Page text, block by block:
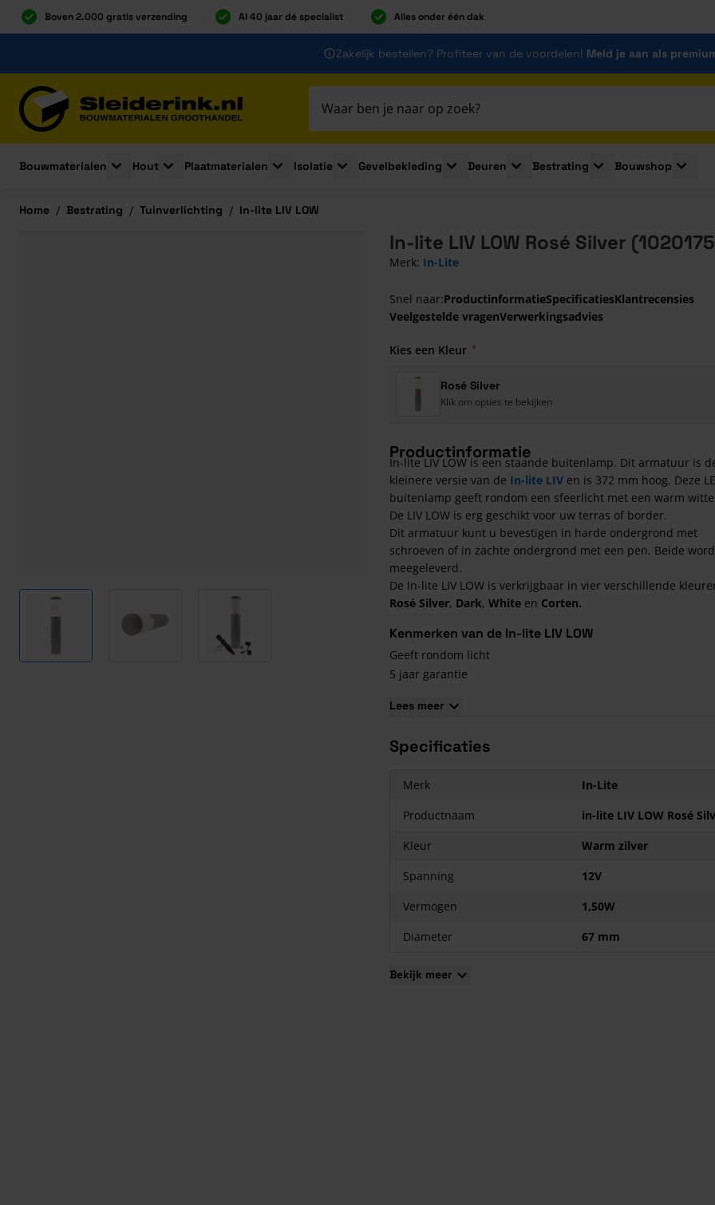
Boven 2.000 gratis verzending Al 40 jaar dé specialist Alles onder één dak
Zakelijk bestellen? Profiteer van de voordelen! Meld je aan als
Bouwmaterialen
Toggle submenu for Bouwmaterialen
Hout
Toggle submenu for Hout
Plaatmaterialen
Toggle submenu for Plaatmaterialen
Isolatie
Toggle submenu for Isolatie
Gevelbekleding
Toggle submenu for Gevelbekleding
Deuren
Toggle submenu for Deuren
Bestrating
Toggle submenu for
Bouwshop
Home / Bestrating / Tuinverlichting / In-lite LIV LOW
View larger image View larger imageView larger image
In-lite LIV LOW Rosé Silver
Merk: In-Lite
Snel naar:ProductinformatieSpecificatiesKlantrecensies
Veelgestelde vragenVerwerkingsadvies
Kies een Kleur
Rosé Silver
Klik om opties te bekijken
Productinformatie
In-lite LIV LOW is een staande buitenlamp. Dit armatuur is
kleinere versie van de In-lite LIV en is 372 mm hoog. Deze
buitenlamp geeft rondom een sfeerlicht met een warm
De LIV LOW is erg geschikt voor uw terras of border.
Dit armatuur kunt u bevestigen in harde ondergrond met
schroeven of in zachte ondergrond met een pen. Beide
meegeleverd.
De In-lite LIV LOW is verkrijgbaar in vier verschillende
Rosé Silver, Dark, White en Corten.
Kenmerken van de In-lite LIV LOW
Geeft rondom licht
5 jaar garantie
Geschikt voor terras of border
Lees meer
Specificaties
Merk
In-Lite
Productnaam
in-lite LIV LOW Rosé
Kleur
Warm zilver
Spanning
12V
Vermogen
1,50W
Diameter
67 mm
Bekijk meer